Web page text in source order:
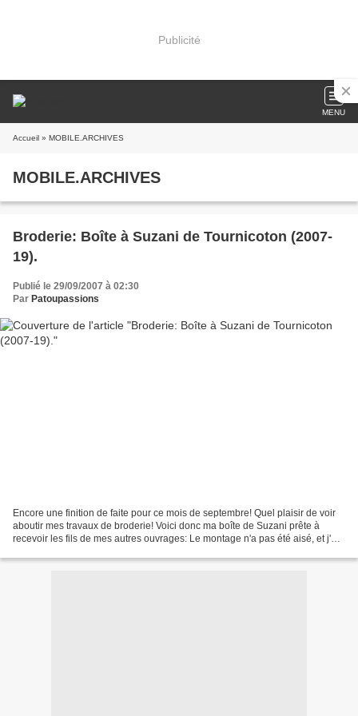
Publicité
MENU
Accueil » MOBILE.ARCHIVES
MOBILE.ARCHIVES
Broderie: Boîte à Suzani de Tournicoton (2007-
19).
Publié le 29/09/2007 à 02:30
Par Patoupassions
Encore une finition de faite pour ce mois de septembre! Quel plaisir de voir
aboutir mes travaux de broderie! Voici donc ma boîte de Suzani prête à
recevoir les fils de mes autres ouvrages: Le montage n'a pas été aisé, et j'en